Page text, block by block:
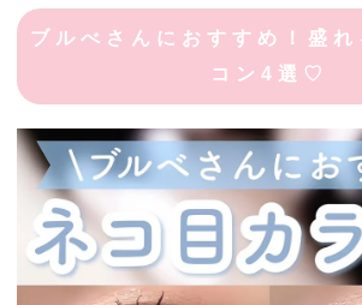
ブルべさんにおすすめ！盛れ
コン4選♡